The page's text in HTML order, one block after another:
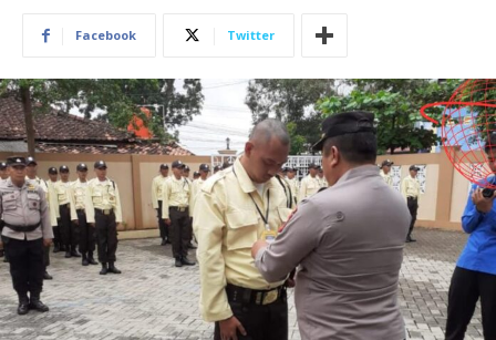
Facebook Twitter